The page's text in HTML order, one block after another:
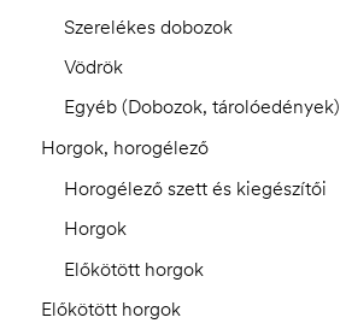
Szerelékes dobozok
Vödrök
Egyéb (Dobozok, tárolóedények)
Horgok, horogélező
Horogélező szett és kiegészítői
Horgok
Előkötött horgok
Előkötött horgok